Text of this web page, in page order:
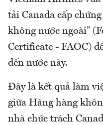
tải Canada cấp
không nước ngoài”
Certificate - FAOC)
đến nước này.
Đây là kết quả làm
giữa Hãng hàng
nhà chức trách